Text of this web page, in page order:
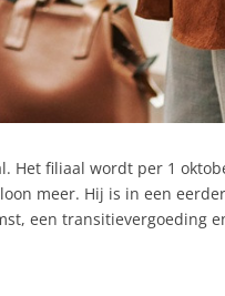
filiaal wordt per 1
meer. Hij is in een
een transitievergoeding